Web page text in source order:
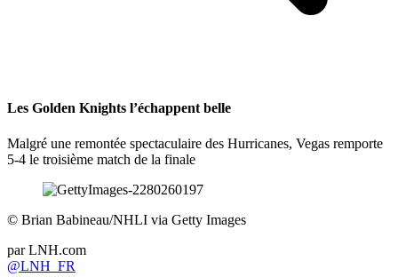
Les Golden Knights l’échappent belle
Malgré une remontée spectaculaire des Hurricanes, Vegas remporte
5-4 le troisième match de la finale
© Brian Babineau/NHLI via Getty Images
par LNH.com
@LNH_FR